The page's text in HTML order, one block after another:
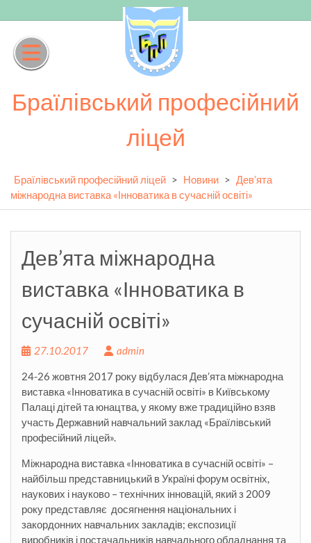
to
content
Браїлівський професійний
ліцей
Браїлівський професійний ліцей > Новини > Дев’ята
міжнародна виставка «Інноватика в сучасній освіті»
Дев’ята міжнародна
виставка «Інноватика в
сучасній освіті»
27.10.2017 admin
24-26 жовтня 2017 року відбулася Дев’ята міжнародна
виставка «Інноватика в сучасній освіті» в Київському
Палаці дітей та юнацтва, у якому вже традиційно взяв
участь Державний навчальний заклад «Браїлівський
професійний ліцей».
Міжнародна виставка «Інноватика в сучасній освіті» –
найбільш представницький в Україні форум освітніх,
наукових і науково – технічних інновацій, який з 2009
року представляє досягнення національних і
закордонних навчальних закладів; експозиції
виробників і постачальників навчального обладнання та